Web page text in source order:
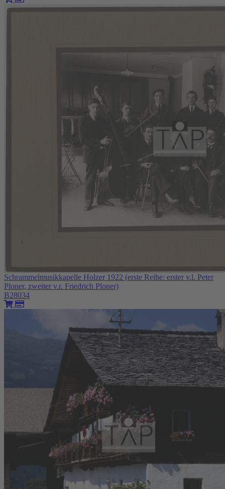
Schrammelmusikkapelle Holzer 1922 (erste Reihe: erster v.l. Peter
Ploner, zweiter v.r. Friedrich Ploner)
B28034